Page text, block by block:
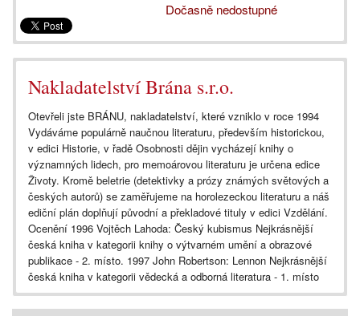
Dočasně nedostupné
Nakladatelství Brána s.r.o.
Otevřeli jste BRÁNU, nakladatelství, které vzniklo v roce 1994
Vydáváme populárně naučnou literaturu, především historickou,
v edici Historie, v řadě Osobnosti dějin vycházejí knihy o
významných lidech, pro memoárovou literaturu je určena edice
Životy. Kromě beletrie (detektivky a prózy známých světových a
českých autorů) se zaměřujeme na horolezeckou literaturu a náš
ediční plán doplňují původní a překladové tituly v edici Vzdělání.
Ocenění 1996 Vojtěch Lahoda: Český kubismus Nejkrásnější
česká kniha v kategorii knihy o výtvarném umění a obrazové
publikace - 2. místo. 1997 John Robertson: Lennon Nejkrásnější
česká kniha v kategorii vědecká a odborná literatura - 1. místo